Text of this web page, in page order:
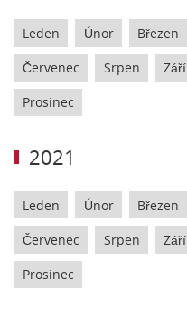
Leden Únor Březen
Červenec Srpen Září
Prosinec
2021
Leden Únor Březen
Červenec Srpen Září
Prosinec